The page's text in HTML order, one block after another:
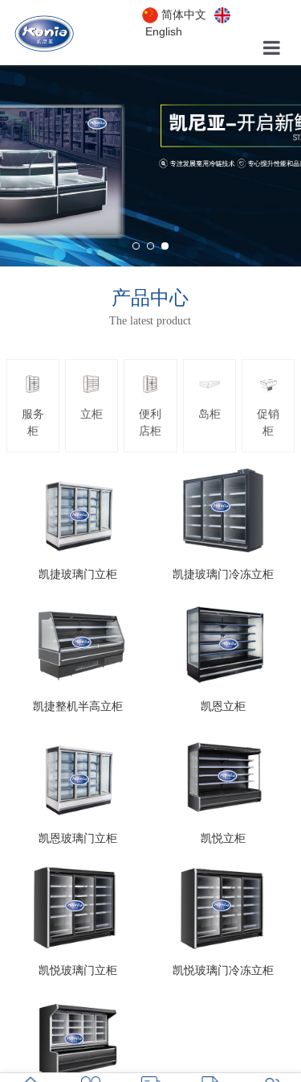
首页
产
简体中文
English
产品中心
The latest product
服务
柜
立柜
便利
店柜
岛柜
促销
柜
凯捷玻璃门立柜 凯捷玻璃门冷冻立柜
凯捷整机半高立柜 凯恩立柜
凯恩玻璃门立柜 凯悦立柜
凯悦玻璃门立柜 凯悦玻璃门冷冻立柜